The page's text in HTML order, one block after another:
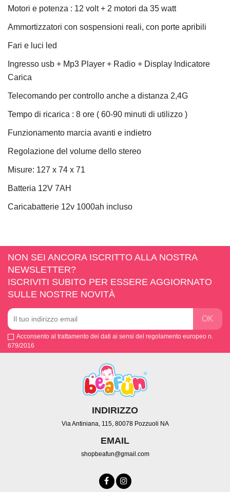
Motori e potenza : 12 volt + 2 motori da 35 watt
Ammortizzatori con sospensioni reali, con porte apribili
Fari e luci led
Ingresso usb + Mp3 Player + Radio + Display Indicatore
Carica
Telecomando per controllo anche a distanza 2,4G
Tempo di ricarica : 8 ore ( 60-90 minuti di utilizzo )
Funzionamento marcia avanti e indietro
Regolazione del volume dello stereo
Misure: 127 x 74 x 71
Batteria 12V 7AH
Caricabatterie 12v 1000ah incluso
NON SEI ANCORA ISCRITTO ALLA NOSTRA
NEWSLETTER?
ISCRIVITI SUBITO PER ESSERE AGGIORNATO
SULLE NOSTRE NOVITÀ
Acconsento al trattamento dei dati ai sensi del regolamento europeo n.
679/2016
INDIRIZZO
Via Antiniana, 115, 80078 Pozzuoli NA
EMAIL
shopbeafun@gmail.com